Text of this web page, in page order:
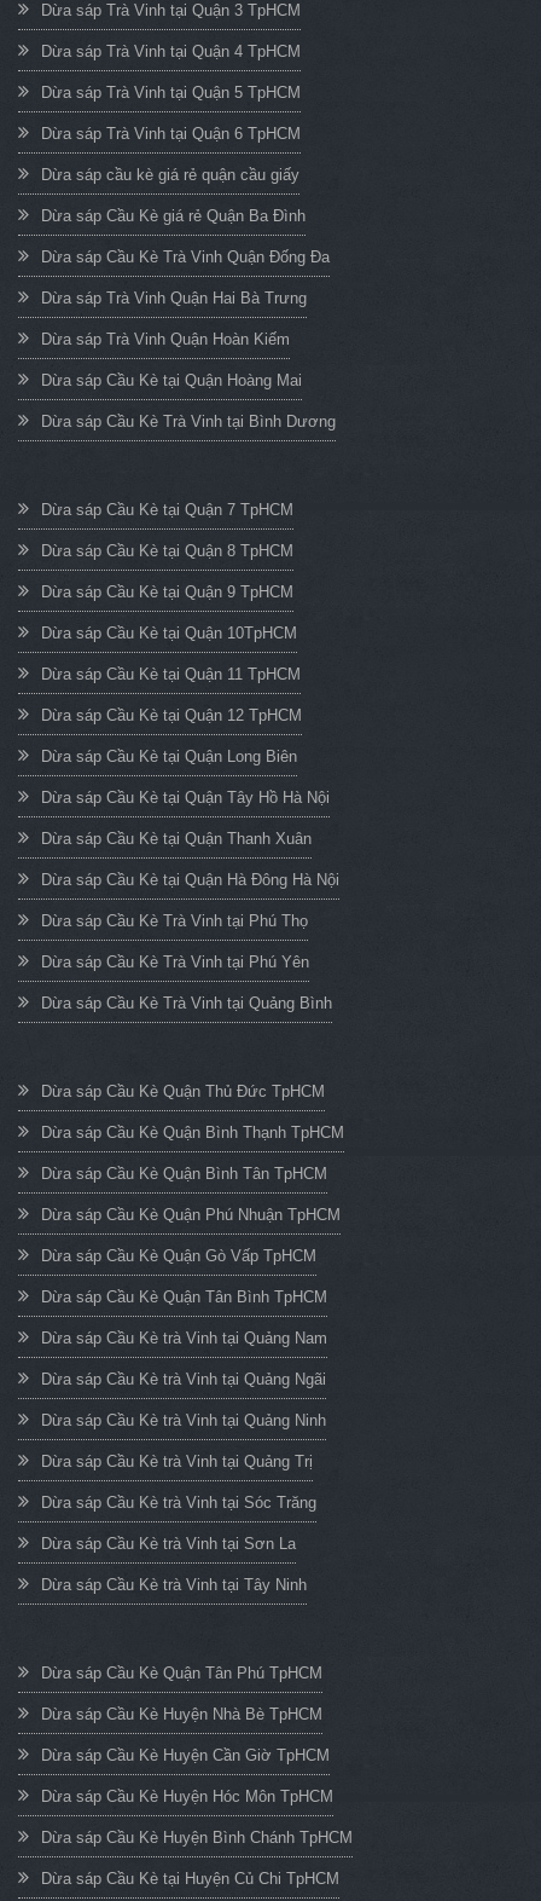
Dừa sáp Trà Vinh tại Quận 3 TpHCM
Dừa sáp Trà Vinh tại Quận 4 TpHCM
Dừa sáp Trà Vinh tại Quận 5 TpHCM
Dừa sáp Trà Vinh tại Quận 6 TpHCM
Dừa sáp cầu kè giá rẻ quận cầu giấy
Dừa sáp Cầu Kè giá rẻ Quận Ba Đình
Dừa sáp Cầu Kè Trà Vinh Quận Đống Đa
Dừa sáp Trà Vinh Quận Hai Bà Trưng
Dừa sáp Trà Vinh Quận Hoàn Kiếm
Dừa sáp Cầu Kè tại Quận Hoàng Mai
Dừa sáp Cầu Kè Trà Vinh tại Bình Dương
Dừa sáp Cầu Kè tại Quận 7 TpHCM
Dừa sáp Cầu Kè tại Quận 8 TpHCM
Dừa sáp Cầu Kè tại Quận 9 TpHCM
Dừa sáp Cầu Kè tại Quận 10TpHCM
Dừa sáp Cầu Kè tại Quận 11 TpHCM
Dừa sáp Cầu Kè tại Quận 12 TpHCM
Dừa sáp Cầu Kè tại Quận Long Biên
Dừa sáp Cầu Kè tại Quận Tây Hồ Hà Nội
Dừa sáp Cầu Kè tại Quận Thanh Xuân
Dừa sáp Cầu Kè tại Quận Hà Đông Hà Nội
Dừa sáp Cầu Kè Trà Vinh tại Phú Thọ
Dừa sáp Cầu Kè Trà Vinh tại Phú Yên
Dừa sáp Cầu Kè Trà Vinh tại Quảng Bình
Dừa sáp Cầu Kè Quận Thủ Đức TpHCM
Dừa sáp Cầu Kè Quận Bình Thạnh TpHCM
Dừa sáp Cầu Kè Quận Bình Tân TpHCM
Dừa sáp Cầu Kè Quận Phú Nhuận TpHCM
Dừa sáp Cầu Kè Quận Gò Vấp TpHCM
Dừa sáp Cầu Kè Quận Tân Bình TpHCM
Dừa sáp Cầu Kè trà Vinh tại Quảng Nam
Dừa sáp Cầu Kè trà Vinh tại Quảng Ngãi
Dừa sáp Cầu Kè trà Vinh tại Quảng Ninh
Dừa sáp Cầu Kè trà Vinh tại Quảng Trị
Dừa sáp Cầu Kè trà Vinh tại Sóc Trăng
Dừa sáp Cầu Kè trà Vinh tại Sơn La
Dừa sáp Cầu Kè trà Vinh tại Tây Ninh
Dừa sáp Cầu Kè Quận Tân Phú TpHCM
Dừa sáp Cầu Kè Huyện Nhà Bè TpHCM
Dừa sáp Cầu Kè Huyện Cần Giờ TpHCM
Dừa sáp Cầu Kè Huyện Hóc Môn TpHCM
Dừa sáp Cầu Kè Huyện Bình Chánh TpHCM
Dừa sáp Cầu Kè tại Huyện Củ Chi TpHCM